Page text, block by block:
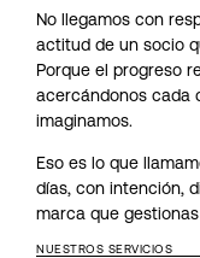
No llegamos con
actitud de un socio
Porque el progreso
acercándonos cada
imaginamos.
Eso es lo que
días, con intención,
marca que
NUESTROS SERVICIOS